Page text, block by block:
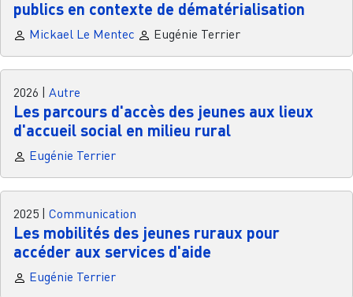
publics en contexte de dématérialisation
Mickael Le Mentec Eugénie Terrier
2026 Autre
Les parcours d'accès des jeunes aux lieux
d'accueil social en milieu rural
Eugénie Terrier
2025 Communication
Les mobilités des jeunes ruraux pour
accéder aux services d'aide
Eugénie Terrier